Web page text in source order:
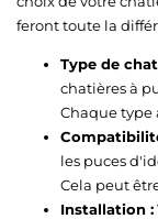
feront toute la
Type de
chatières à
Chaque type
les puces
Cela peut
Installation :